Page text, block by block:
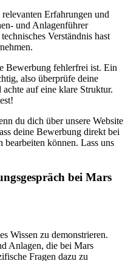
Erfahrungen und
und Anlagenführer
Verständnis hast
Bewerbung fehlerfrei ist. Ein
also überprüfe deine
auf eine klare Struktur.
du dich über unsere Website
deine Bewerbung direkt bei
können. Lass uns
bei Mars
Wissen zu demonstrieren.
Anlagen, die bei Mars
Fragen dazu zu